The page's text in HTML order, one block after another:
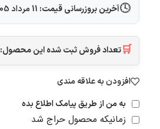
🕓آخرین بروزرسانی قیمت: 11 مرداد 1405
🛒تعداد فروش ثبت شده این محصول:
افزودن به علاقه مندی
به من از طریق پیامک اطلاع بده
زمانیکه محصول حراج شد